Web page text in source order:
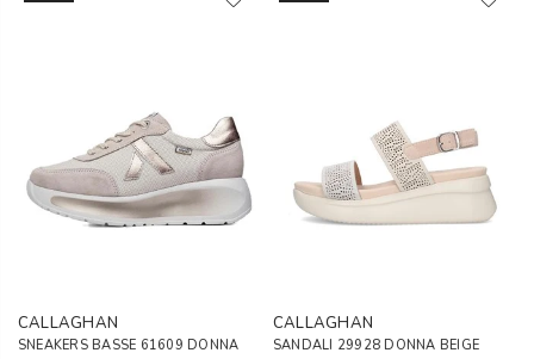
CALLAGHAN
SNEAKERS BASSE 61609 DONNA
CALLAGHAN
SANDALI 29928 DONNA BEIGE